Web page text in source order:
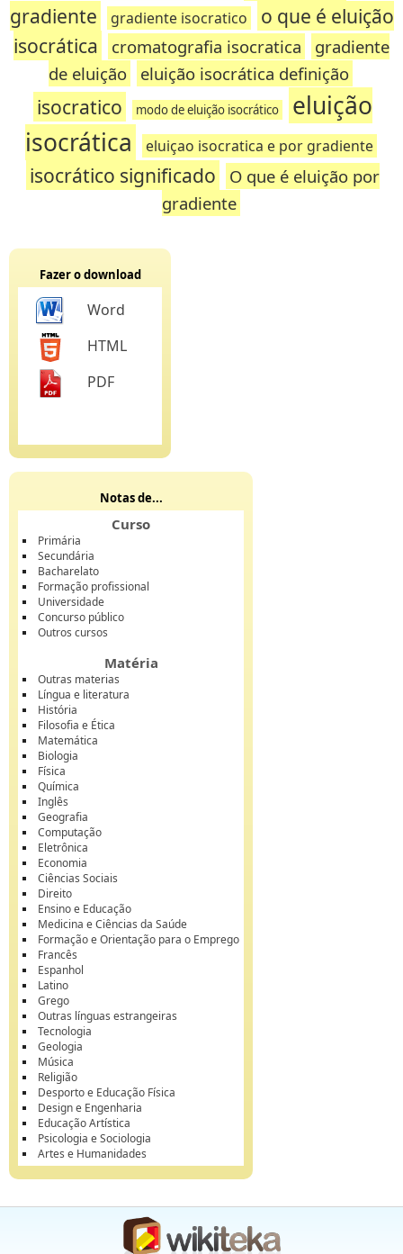
gradiente
gradiente isocratico
o que é eluição
isocrática
cromatografia isocratica
gradiente
de eluição
eluição isocrática definição
isocratico modo de eluição isocrático
eluição
isocrática
eluiçao isocratica e por gradiente
isocrático significado
O que é eluição por
gradiente
Fazer o download
Word
HTML
PDF
Notas de...
Curso
Primária
Secundária
Bacharelato
Formação profissional
Universidade
Concurso público
Outros cursos
Matéria
Outras materias
Língua e literatura
História
Filosofia e Ética
Matemática
Biologia
Física
Química
Inglês
Geografia
Computação
Eletrônica
Economia
Ciências Sociais
Direito
Ensino e Educação
Medicina e Ciências da Saúde
Formação e Orientação para o Emprego
Francês
Espanhol
Latino
Grego
Outras línguas estrangeiras
Tecnologia
Geologia
Música
Religião
Desporto e Educação Física
Design e Engenharia
Educação Artística
Psicologia e Sociologia
Artes e Humanidades